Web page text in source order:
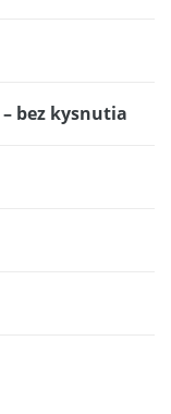
bez kysnutia